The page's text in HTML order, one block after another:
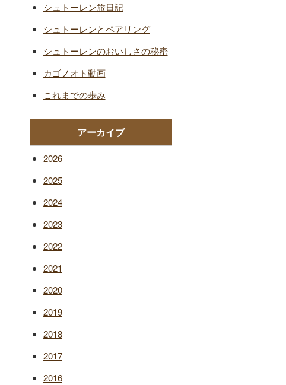
シュトーレン旅日記
シュトーレンとペアリング
シュトーレンのおいしさの秘密
カゴノオト動画
これまでの歩み
アーカイブ
2026
2025
2024
2023
2022
2021
2020
2019
2018
2017
2016